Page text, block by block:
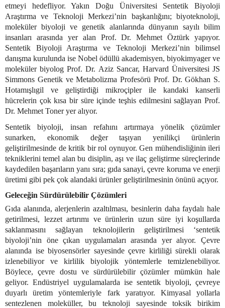
etmeyi hedefliyor. Yakın Doğu Üniversitesi Sentetik Biyoloji
Araştırma ve Teknoloji Merkezi’nin başkanlığını; biyoteknoloji,
moleküler biyoloji ve genetik alanlarında dünyanın sayılı bilim
insanları arasında yer alan Prof. Dr. Mehmet Öztürk yapıyor.
Sentetik Biyoloji Araştırma ve Teknoloji Merkezi’nin bilimsel
danışma kurulunda ise Nobel ödüllü akademisyen, biyokimyager ve
moleküler biyolog Prof. Dr. Aziz Sancar, Harvard Üniversitesi JS
Simmons Genetik ve Metabolizma Profesörü Prof. Dr. Gökhan S.
Hotamışlıgil ve geliştirdiği mikroçipler ile kandaki kanserli
hücrelerin çok kısa bir süre içinde teşhis edilmesini sağlayan Prof.
Dr. Mehmet Toner yer alıyor.
Sentetik biyoloji, insan refahını artırmaya yönelik çözümler
sunarken, ekonomik değer taşıyan yenilikçi ürünlerin
geliştirilmesinde de kritik bir rol oynuyor. Gen mühendisliğinin ileri
tekniklerini temel alan bu disiplin, aşı ve ilaç geliştirme süreçlerinde
kaydedilen başarıların yanı sıra; gıda sanayi, çevre koruma ve enerji
üretimi gibi pek çok alandaki ürünler geliştirilmesinin önünü açıyor.
Geleceğin Sürdürülebilir Çözümleri
Gıda alanında, alerjenlerin azaltılması, besinlerin daha faydalı hale
getirilmesi, lezzet artırımı ve ürünlerin uzun süre iyi koşullarda
saklanmasını sağlayan teknolojilerin geliştirilmesi ‘sentetik
biyoloji’nin öne çıkan uygulamaları arasında yer alıyor. Çevre
alanında ise biyosensörler sayesinde çevre kirliliği sürekli olarak
izlenebiliyor ve kirlilik biyolojik yöntemlerle temizlenebiliyor.
Böylece, çevre dostu ve sürdürülebilir çözümler mümkün hale
geliyor. Endüstriyel uygulamalarda ise sentetik biyoloji, çevreye
duyarlı üretim yöntemleriyle fark yaratıyor. Kimyasal yollarla
sentezlenen moleküller, bu teknoloji sayesinde toksik birikim